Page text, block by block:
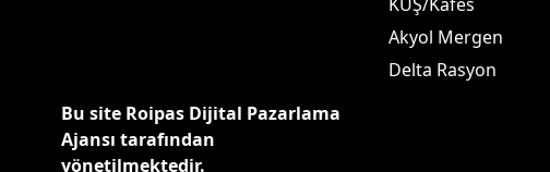
Bu site Roipas Dijital Pazarlama
Ajansı tarafından
yönetilmektedir.
Akyol Mergen
Delta Rasyon